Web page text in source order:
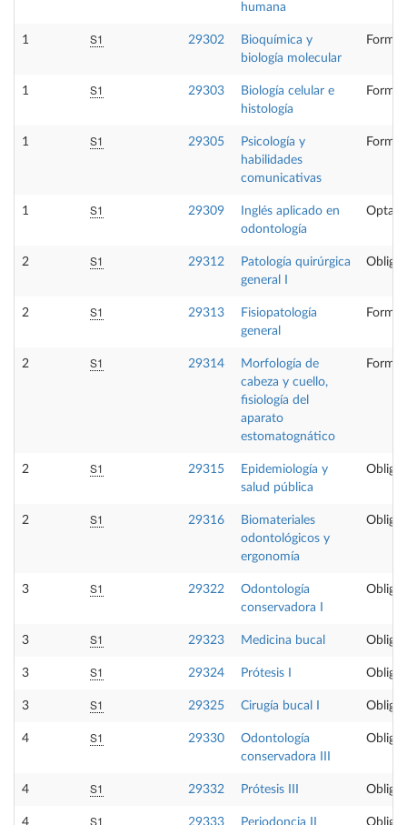
humana
1 S1 29302
Bioquímica y
biología molecular
1 S1 29303
Biología celular e
histología
1 S1 29305
Psicología y
habilidades
comunicativas
1 S1 29309
Inglés aplicado en
odontología
2 S1 29312
Patología quirúrgica
general I
2 S1 29313
Fisiopatología
general
2 S1 29314
Morfología de
cabeza y cuello,
fisiología del
aparato
estomatognático
2 S1 29315
Epidemiología y
salud pública
2 S1 29316
Biomateriales
odontológicos y
ergonomía
3 S1 29322
Odontología
conservadora I
3 S1 29323 Medicina bucal
3 S1 29324 Prótesis I
3 S1 29325 Cirugía bucal I
4 S1 29330
Odontología
conservadora III
4 S1 29332 Prótesis III
4 S1 29333 Periodoncia II